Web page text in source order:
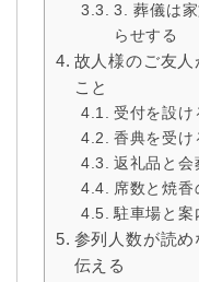
3. 葬儀は
らせする
故人様のご友
こと
受付を設け
香典を受け
返礼品と会
席数と焼香
駐車場と案
参列人数が読
伝える